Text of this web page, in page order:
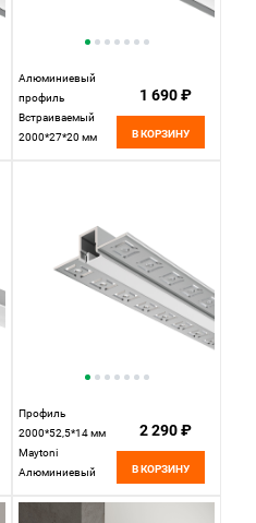
Алюминиевый
профиль
Встраиваемый
2000*27*20 мм
1 690 ₽
В КОРЗИНУ
Профиль
2000*52,5*14 мм
Maytoni
Алюминиевый
2 290 ₽
В КОРЗИНУ